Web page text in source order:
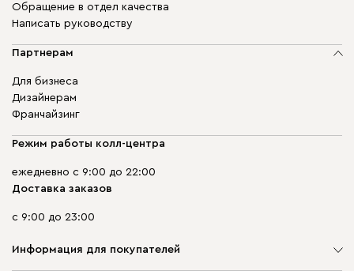
Обращение в отдел качества
Написать руководству
Партнерам
Для бизнеса
Дизайнерам
Франчайзинг
Режим работы колл-центра
ежедневно с 9:00 до 22:00
Доставка заказов
с 9:00 до 23:00
Информация для покупателей